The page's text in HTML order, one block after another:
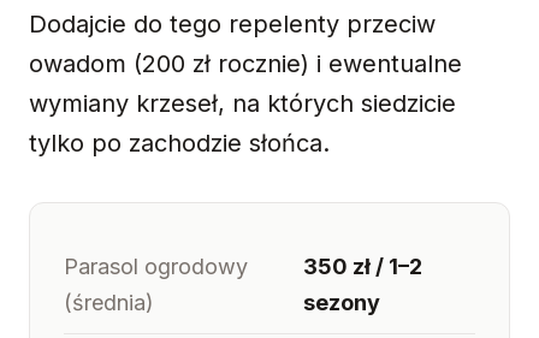
Dodajcie do tego repelenty przeciw
owadom (200 zł rocznie) i ewentualne
wymiany krzeseł, na których siedzicie
tylko po zachodzie słońca.
Parasol ogrodowy
(średnia)
350 zł / 1–2
sezony